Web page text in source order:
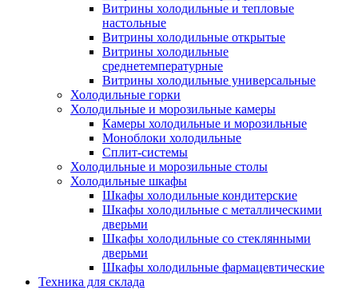
Витрины холодильные и тепловые
настольные
Витрины холодильные открытые
Витрины холодильные
среднетемпературные
Витрины холодильные универсальные
Холодильные горки
Холодильные и морозильные камеры
Камеры холодильные и морозильные
Моноблоки холодильные
Сплит-системы
Холодильные и морозильные столы
Холодильные шкафы
Шкафы холодильные кондитерские
Шкафы холодильные с металлическими
дверьми
Шкафы холодильные со стеклянными
дверьми
Шкафы холодильные фармацевтические
Техника для склада